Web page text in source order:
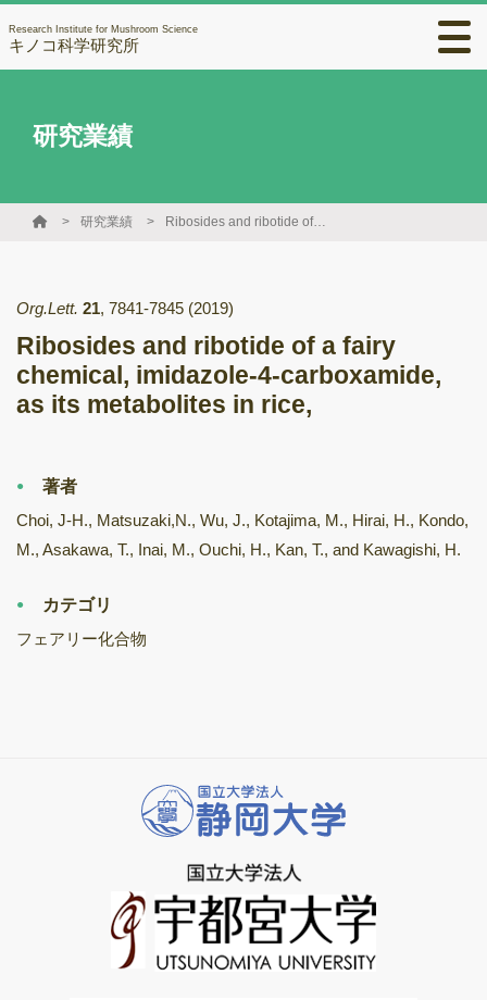
Research Institute for Mushroom Science
キノコ科学研究所
研究業績
研究業績 Ribosides and ribotide of a fairy chemical, imidazole-4-carboxamide, as its metabolites in rice,
Org.Lett. 21, 7841-7845 (2019)
Ribosides and ribotide of a fairy
chemical, imidazole-4-carboxamide,
as its metabolites in rice,
著者
Choi, J-H., Matsuzaki,N., Wu, J., Kotajima, M., Hirai, H., Kondo,
M., Asakawa, T., Inai, M., Ouchi, H., Kan, T., and Kawagishi, H.
カテゴリ
フェアリー化合物